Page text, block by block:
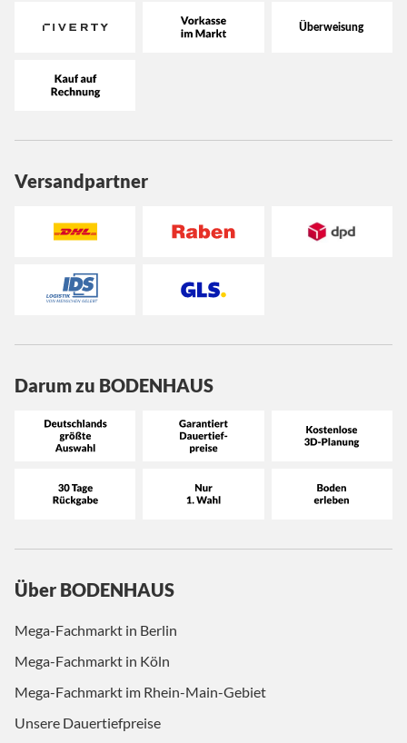
Versandpartner
Darum zu BODENHAUS
Über BODENHAUS
Mega-Fachmarkt in Berlin
Mega-Fachmarkt in Köln
Mega-Fachmarkt im Rhein-Main-Gebiet
Unsere Dauertiefpreise